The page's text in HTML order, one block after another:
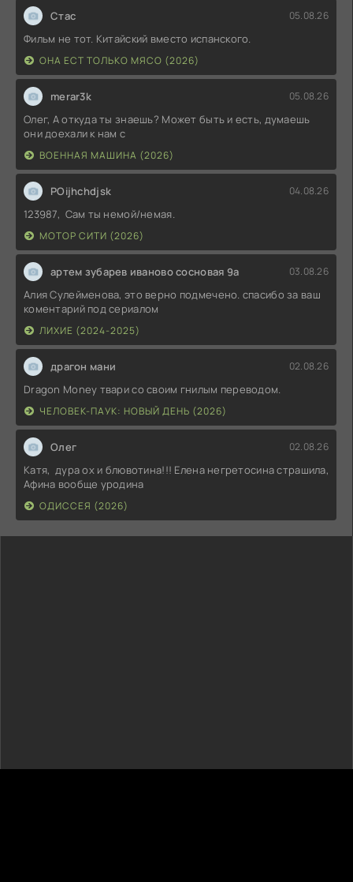
Стас 05.08.26
Фильм не тот. Китайский вместо испанского.
ОНА ЕСТ ТОЛЬКО МЯСО (2026)
merar3k 05.08.26
Олег, А откуда ты знаешь? Может быть и есть, думаешь
они доехали к нам с
ВОЕННАЯ МАШИНА (2026)
POijhchdjsk 04.08.26
123987, Сам ты немой/немая.
МОТОР СИТИ (2026)
артем зубарев иваново сосновая 9а 03.08.26
Алия Сулейменова, это верно подмечено. спасибо за ваш
коментарий под сериалом
ЛИХИЕ (2024-2025)
драгон мани 02.08.26
Dragon Money твари со своим гнилым переводом.
ЧЕЛОВЕК-ПАУК: НОВЫЙ ДЕНЬ (2026)
Олег 02.08.26
Катя, дура ох и блювотина!!! Елена негретосина страшила,
Афина вообще уродина
ОДИССЕЯ (2026)